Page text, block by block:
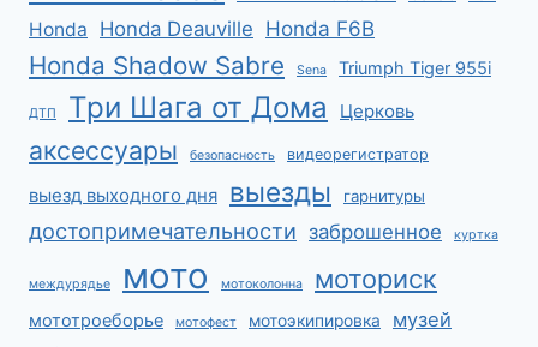
Honda Honda Deauville Honda F6B
Honda Shadow Sabre Sena Triumph Tiger 955i
ДТП Три Шага от Дома Церковь
аксессуары безопасность видеорегистратор
выезд выходного дня выезды гарнитуры
достопримечательности заброшенное куртка
междурядье мото мотоколонна моториск
мототроеборье мотофест мотоэкипировка музей